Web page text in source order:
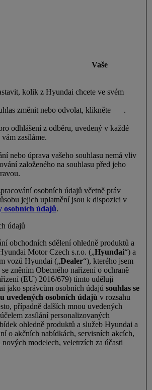
Vaše
kolik z Hyundai chcete ve svém
změnit nebo odvolat, klikněte
.
odhlášení z odběru, uvedený v každé
zasíláme.
nebo úprava vašeho souhlasu nemá vliv
založeného na souhlasu před jeho
osobních údajů včetně práv
jejich uplatnění jsou k dispozici v
osobních údajů.
údajů
obchodních sdělení ohledně produktů a
Motor Czech s.r.o. („Hyundai“) a
vozů Hyundai („Dealer“), kterého jsem
zněním Obecného nařízení o ochraně
(EU) 2016/679) tímto uděluji
jako správcům osobních údajů souhlas se
uvedených osobních údajů v rozsahu
případně dalších mnou uvedených
zasílání personalizovaných
ohledně produktů a služeb Hyundai a
o akčních nabídkách, servisních akcích,
modelech, veletrzích za účasti